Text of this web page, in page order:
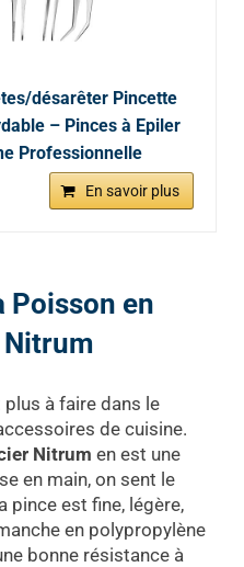
désarêter Pincette
– Pinces à Epiler
Professionnelle
En savoir plus
Poisson en
plus à faire dans le
de cuisine.
Nitrum en est une
en main, on sent le
pince est fine, légère,
en polypropylène
bonne résistance à